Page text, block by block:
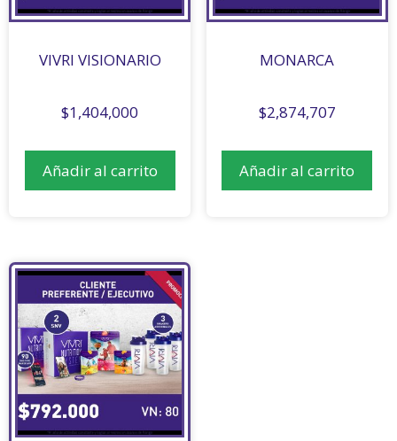
VIVRI VISIONARIO
$1,404,000
Añadir al carrito
MONARCA
$2,874,707
Añadir al carrito